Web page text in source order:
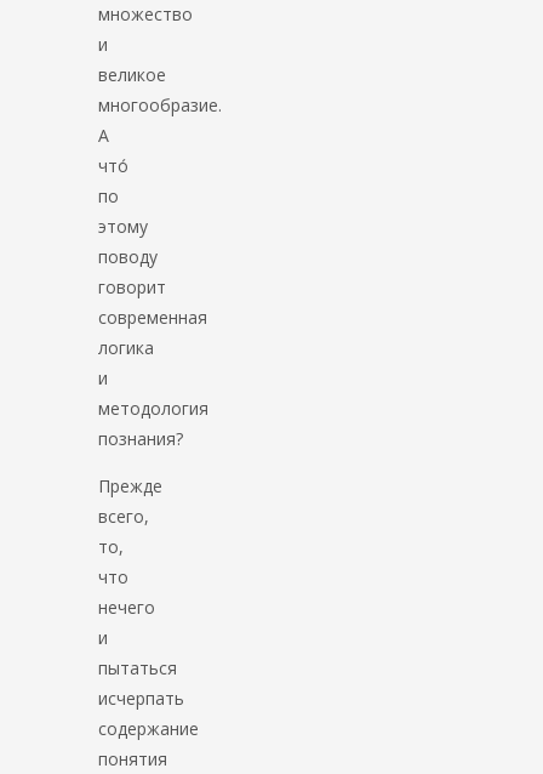
множество
и
великое
многообразие.
А
что́
по
этому
поводу
говорит
современная
логика
и
методология
познания?
Прежде
всего,
то,
что
нечего
и
пытаться
исчерпать
содержание
понятия